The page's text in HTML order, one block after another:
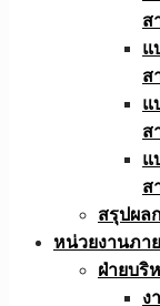
ส
แ
ส
แ
ส
แ
ส
สรุปผล
หน่วยงานภา
ฝ่ายบริ
ง